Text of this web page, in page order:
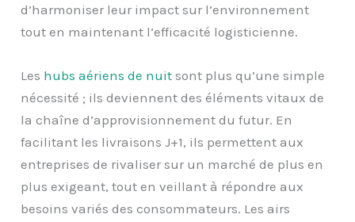
d’harmoniser leur impact sur l’environnement
tout en maintenant l’efficacité logisticienne.
Les hubs aériens de nuit sont plus qu’une simple
nécessité ; ils deviennent des éléments vitaux de
la chaîne d’approvisionnement du futur. En
facilitant les livraisons J+1, ils permettent aux
entreprises de rivaliser sur un marché de plus en
plus exigeant, tout en veillant à répondre aux
besoins variés des consommateurs. Les airs